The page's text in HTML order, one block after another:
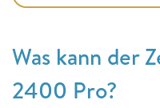
Was kann der
2400 Pro?